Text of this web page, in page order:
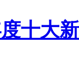
十大